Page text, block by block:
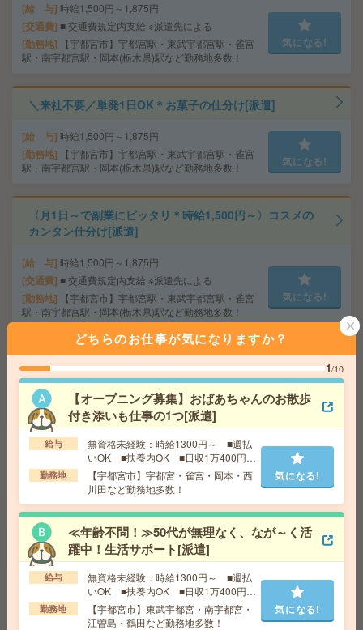
給 与 時給1,500円～1,875円
交通費 ■ 交通費規定内支給 ※派遣先による
勤務地
【宇都宮市】宇都宮駅・東武宇都宮駅・雀宮
駅・南宇都宮駅・岡本(栃木県)駅など勤務地多数！
気になる!
＼来社不要／単発1日OK＊お菓子の仕分け[派遣]
給 与 時給1,500円～1,875円
勤務地
【宇都宮市】宇都宮駅・東武宇都宮駅・雀宮
駅・南宇都宮駅・岡本(栃木県)駅など勤務地多数！
気になる!
〈月1日～で副業にピッタリ＊時給1,500円～〉コスメの
カンタン仕分け[派遣]
給 与 時給1,500円～1,875円
交通費 ■ 交通費規定内支給 ※派遣先による
勤務地
【宇都宮市】宇都宮駅・東武宇都宮駅・雀宮
駅・南宇都宮駅・岡本(栃木県)駅など勤務地多数！
気になる!
小規模施設でおばあちゃんのお話相手など＊未経験OK[派
遣]
給 与
無資格の方：時給1500円～1875円 / 介護福祉
士：時給1800円～2250円 / 初任者以上：時給1600円
～2000円
交通費 全額支給
勤務地 【水戸市】水戸・赤塚・内原・東水戸・常澄
など勤務地多数！
気になる!
給与即払いOK！高時給！土日休み！日勤のお仕事！組立
作業[派遣]
給 与 時給1400円
交通費支給有り
勤務地 宇都宮駅～車20分 ※車通勤・バイク通勤OK
気になる!
どちらのお仕事が気になりますか？
1/10
【オープニング募集】おばあちゃんのお散歩
付き添いも仕事の1つ[派遣]
給与
無資格未経験：時給1300円～ ■週払
いOK ■扶養内OK ■日収1万400円以
上
勤務地
【宇都宮市】宇都宮・雀宮・岡本・西
川田など勤務地多数！
気になる!
≪年齢不問！≫50代が無理なく、なが～く活
躍中！生活サポート[派遣]
給与
無資格未経験：時給1300円～ ■週払
いOK ■扶養内OK ■日収1万400円以
上
勤務地
【宇都宮市】東武宇都宮・南宇都宮・
江曽島・鶴田など勤務地多数！
気になる!